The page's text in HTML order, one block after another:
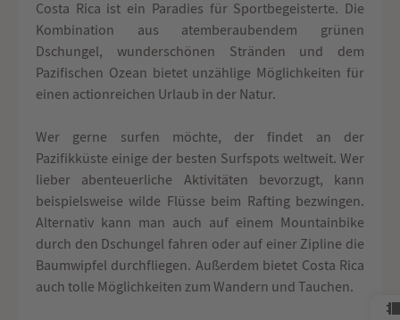
Costa Rica ist ein Paradies für Sportbegeisterte. Die
Kombination aus atemberaubendem grünen
Dschungel, wunderschönen Stränden und dem
Pazifischen Ozean bietet unzählige Möglichkeiten für
einen actionreichen Urlaub in der Natur.
Wer gerne surfen möchte, der findet an der
Pazifikküste einige der besten Surfspots weltweit. Wer
lieber abenteuerliche Aktivitäten bevorzugt, kann
beispielsweise wilde Flüsse beim Rafting bezwingen.
Alternativ kann man auch auf einem Mountainbike
durch den Dschungel fahren oder auf einer Zipline die
Baumwipfel durchfliegen. Außerdem bietet Costa Rica
auch tolle Möglichkeiten zum Wandern und Tauchen.